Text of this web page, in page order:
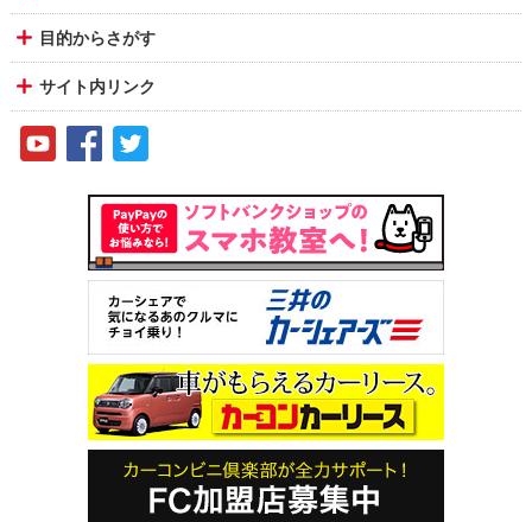
目的からさがす
サイト内リンク